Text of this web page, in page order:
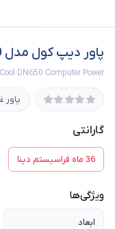
پاور دیپ کول مدل DN650
DN650 Computer Power
پاور
گارانتی
36 ماه فراسیستم دینا
ویژگی‌ها
ابعاد